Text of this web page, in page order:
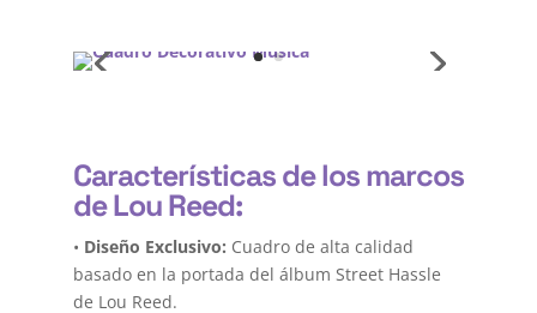
Características de los marcos
de Lou Reed:
• Diseño Exclusivo: Cuadro de alta calidad
basado en la portada del álbum Street Hassle
de Lou Reed.